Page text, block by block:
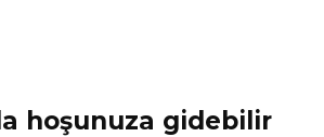
hoşunuza gidebilir